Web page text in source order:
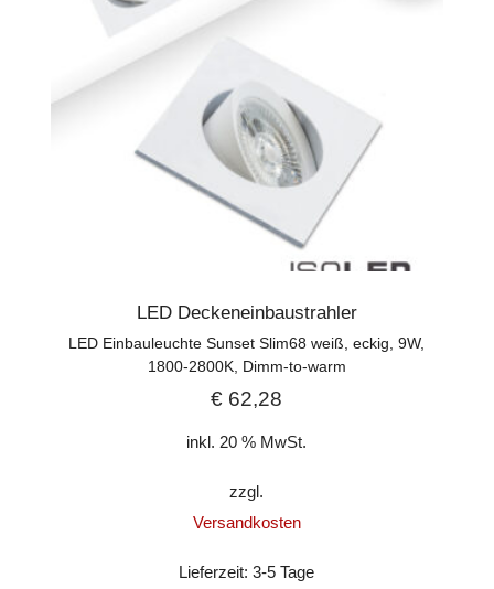
LED Deckeneinbaustrahler
LED Einbauleuchte Sunset Slim68 weiß, eckig, 9W,
1800-2800K, Dimm-to-warm
€ 62,28
inkl. 20 % MwSt.
zzgl.
Versandkosten
Lieferzeit:3-5 Tage